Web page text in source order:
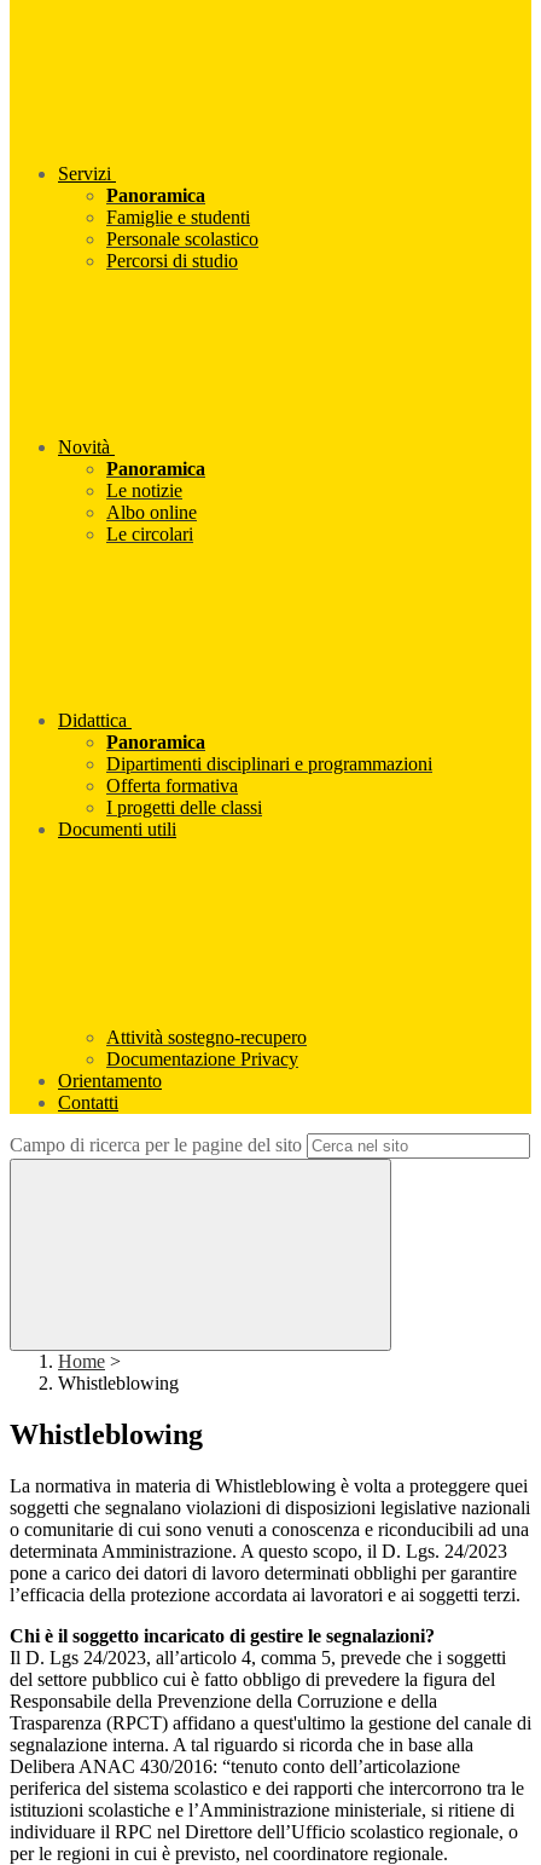
Servizi
Panoramica
Famiglie e studenti
Personale scolastico
Percorsi di studio
Novità
Panoramica
Le notizie
Albo online
Le circolari
Didattica
Panoramica
Dipartimenti disciplinari e programmazioni
Offerta formativa
I progetti delle classi
Documenti utili
Attività sostegno-recupero
Documentazione Privacy
Orientamento
Contatti
Campo di ricerca per le pagine del sito
Home >
Whistleblowing
Whistleblowing
La normativa in materia di Whistleblowing è volta a proteggere quei
soggetti che segnalano violazioni di disposizioni legislative nazionali
o comunitarie di cui sono venuti a conoscenza e riconducibili ad una
determinata Amministrazione. A questo scopo, il D. Lgs. 24/2023
pone a carico dei datori di lavoro determinati obblighi per garantire
l’efficacia della protezione accordata ai lavoratori e ai soggetti terzi.
Chi è il soggetto incaricato di gestire le segnalazioni?
Il D. Lgs 24/2023, all’articolo 4, comma 5, prevede che i soggetti
del settore pubblico cui è fatto obbligo di prevedere la figura del
Responsabile della Prevenzione della Corruzione e della
Trasparenza (RPCT) affidano a quest'ultimo la gestione del canale di
segnalazione interna. A tal riguardo si ricorda che in base alla
Delibera ANAC 430/2016: “tenuto conto dell’articolazione
periferica del sistema scolastico e dei rapporti che intercorrono tra le
istituzioni scolastiche e l’Amministrazione ministeriale, si ritiene di
individuare il RPC nel Direttore dell’Ufficio scolastico regionale, o
per le regioni in cui è previsto, nel coordinatore regionale.